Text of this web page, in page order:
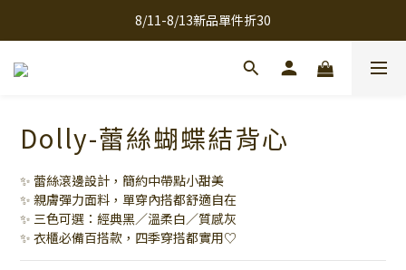
全館滿千免運
8/11-8/13新品單件折30
Dolly-蕾絲蝴蝶結背心
✨ 蕾絲滾邊設計，簡約中帶點小甜美
✨ 親膚彈力面料，單穿內搭都舒適自在
✨ 三色可選：經典黑／溫柔白／質感灰
✨ 衣櫃必備百搭款，四季穿搭都實用♡